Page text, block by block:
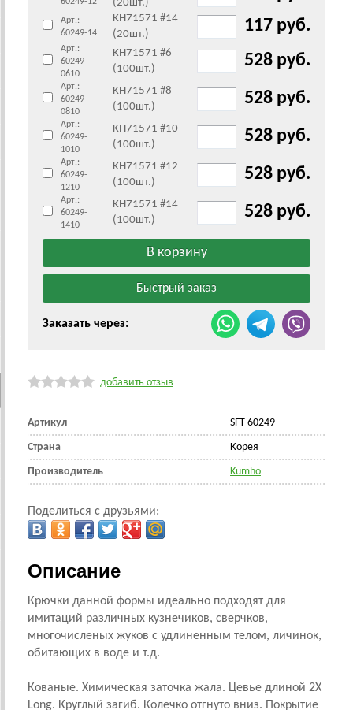
(20шт.)
Арт.:
60249-14
KH71571 #14
(20шт.)
117 руб.
Арт.:
60249-
0610
KH71571 #6
(100шт.)
528 руб.
Арт.:
60249-
0810
KH71571 #8
(100шт.)
528 руб.
Арт.:
60249-
1010
KH71571 #10
(100шт.)
528 руб.
Арт.:
60249-
1210
KH71571 #12
(100шт.)
528 руб.
Арт.:
60249-
1410
KH71571 #14
(100шт.)
528 руб.
Заказать через:
добавить отзыв
Артикул SFT 60249
Страна Корея
Производитель Kumho
Поделиться с друзьями:
Описание
Крючки данной формы идеально подходят для
имитаций различных кузнечиков, сверчков,
многочисленых жуков с удлиненным телом, личинок,
обитающих в воде и т.д.
Кованые. Химическая заточка жала. Цевье длиной 2Х
Long. Круглый загиб. Колечко отгнуто вниз. Покрытие